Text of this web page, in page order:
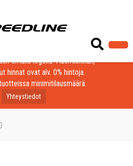
tuotteet yrityksesi, seurasi tai
omalla logolla! Huomioithan,
hinnat ovat alv. 0% hintoja.
minimitilausmäärä.
Yhteystiedot